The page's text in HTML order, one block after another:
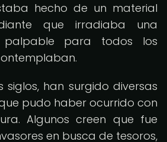
hecho de un material
que irradiaba una
palpable para todos los
han surgido diversas
pudo haber ocurrido con
Algunos creen que fue
en busca de tesoros,